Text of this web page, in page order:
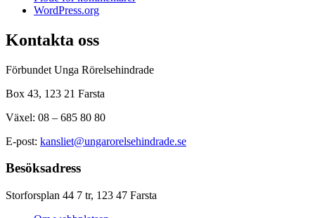
WordPress.org
Kontakta oss
Förbundet Unga Rörelsehindrade
Box 43, 123 21 Farsta
Växel: 08 – 685 80 80
E-post: kansliet@ungarorelsehindrade.se
Besöksadress
Storforsplan 44 7 tr, 123 47 Farsta